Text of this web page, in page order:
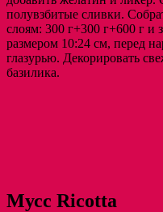
полувзбитые сливки.
слоям: 300 г+300 г+600 г и
размером 10:24 см, перед
глазурью. Декорировать
базилика.
Мусс Ricotta